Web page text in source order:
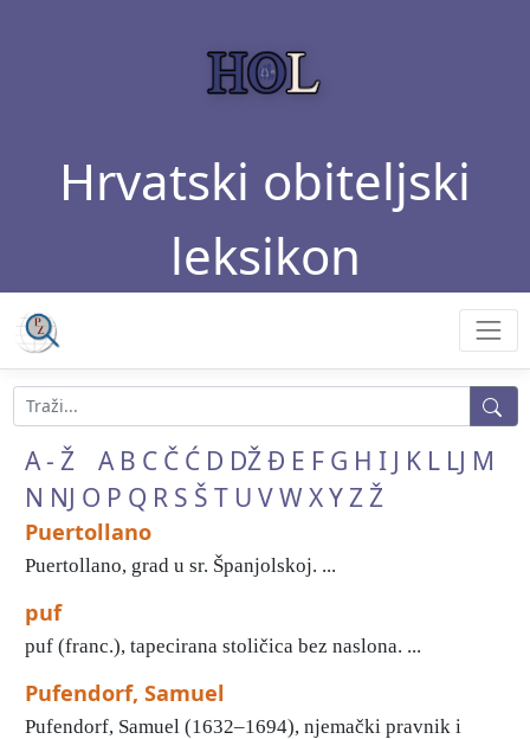
Hrvatski obiteljski
leksikon
A - Ž A B C Č Ć D DŽĐ E F G H I J K L LJ M
N NJ O P Q R S Š T U VW XYZŽ
Puertollano
Puertollano, grad u sr. Španjolskoj. ...
puf
puf (franc.), tapecirana stoličica bez naslona. ...
Pufendorf, Samuel
Pufendorf, Samuel (1632–1694), njemački pravnik i